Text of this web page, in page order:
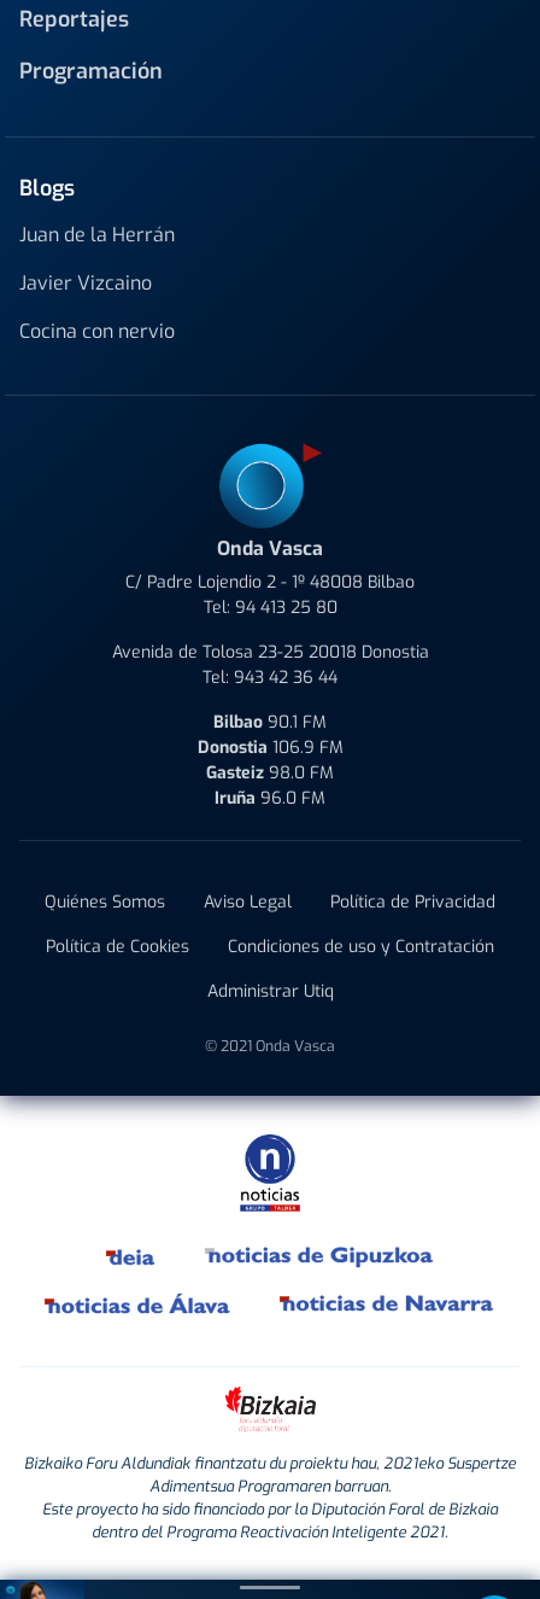
Reportajes
Programación
Blogs
Juan de la Herrán
Javier Vizcaino
Cocina con nervio
Onda Vasca
C/ Padre Lojendio 2 - 1º 48008 Bilbao
Tel: 94 413 25 80
Avenida de Tolosa 23-25 20018 Donostia
Tel: 943 42 36 44
Bilbao 90.1 FM
Donostia 106.9 FM
Gasteiz 98.0 FM
Iruña 96.0 FM
Quiénes Somos Aviso Legal
Política de Privacidad
Política de Cookies
Condiciones de uso y Contratación
Administrar Utiq
© 2021 Onda Vasca
Bizkaiko Foru Aldundiak finantzatu du proiektu hau, 2021eko Suspertze
Adimentsua Programaren barruan.
Este proyecto ha sido financiado por la Diputación Foral de Bizkaia
dentro del Programa Reactivación Inteligente 2021.